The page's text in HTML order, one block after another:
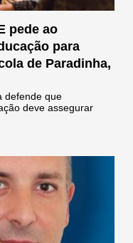
pede ao
para
de Paradinha,
defende que
deve assegurar